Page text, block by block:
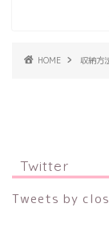
HOME 収納方
Twitter
Tweets by